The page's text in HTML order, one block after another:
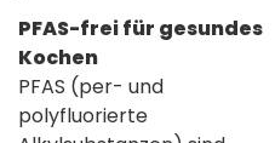
PFAS-frei für gesundes
Kochen
PFAS (per- und
polyfluorierte